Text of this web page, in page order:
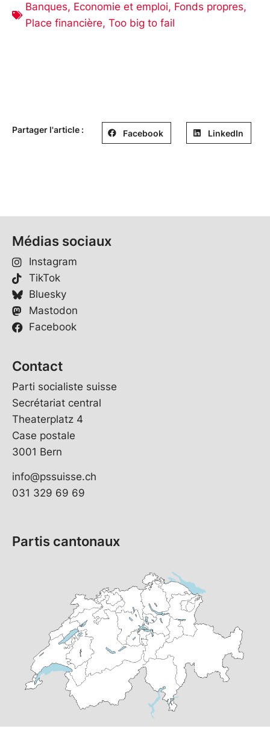
Banques, Economie et emploi, Fonds propres,
Place financière, Too big to fail
Partager l'article : Facebook LinkedIn
Médias sociaux
Instagram
TikTok
Bluesky
Mastodon
Facebook
Contact
Parti socialiste suisse
Secrétariat central
Theaterplatz 4
Case postale
3001 Bern
info@pssuisse.ch
031 329 69 69
Partis cantonaux